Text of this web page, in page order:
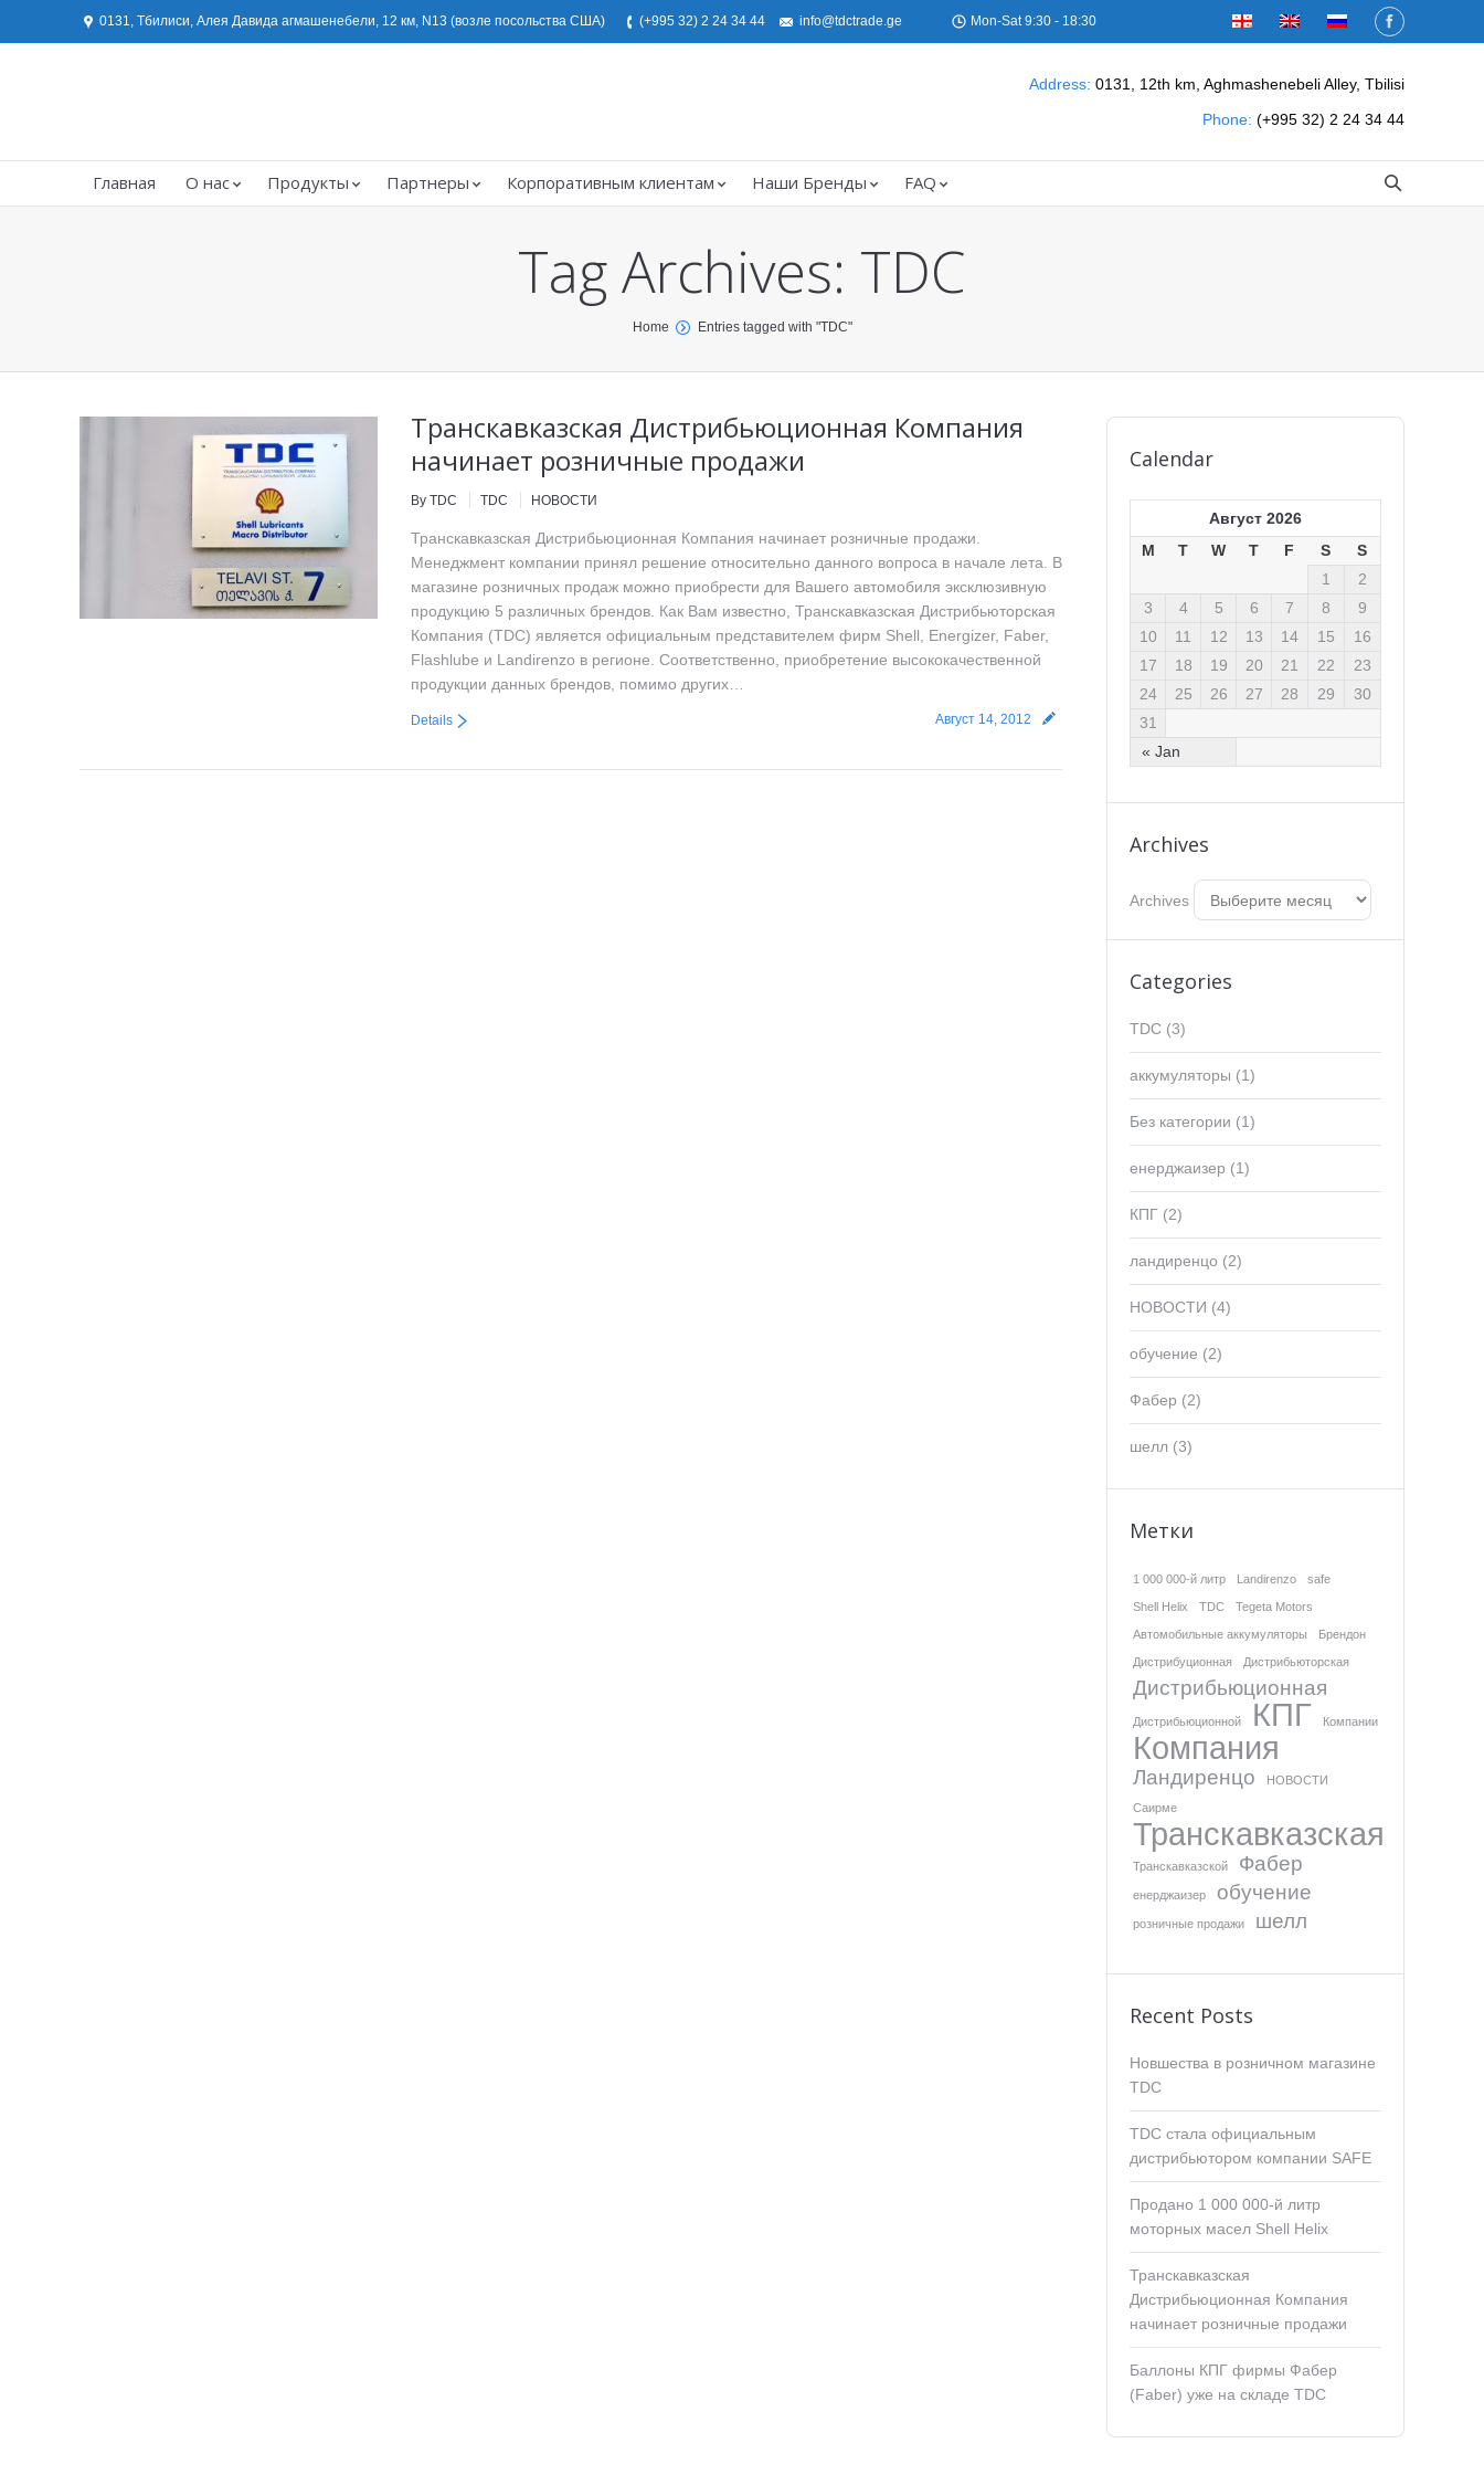
0131, Тбилиси, Алея Давида агмашенебели, 12 км, N13 (возле посольства США) (+995 32) 2 24 34 44 info@tdctrade.ge Mon-Sat 9:30 - 18:30
Address: 0131, 12th km, Aghmashenebeli Alley, Tbilisi
Phone: (+995 32) 2 24 34 44
Главная О нас Продукты Партнеры Корпоративным клиентам Наши Бренды FAQ
Tag Archives: TDC
Home Entries tagged with "TDC"
Транскавказская Дистрибьюционная Компания
начинает розничные продажи
By TDC TDC НОВОСТИ
Транскавказская Дистрибьюционная Компания начинает розничные продажи.
Менеджмент компании принял решение относительно данного вопроса в начале лета. В
магазине розничных продаж можно приобрести для Вашего автомобиля эксклюзивную
продукцию 5 различных брендов. Как Вам известно, Транскавказская Дистрибьюторская
Компания (TDC) является официальным представителем фирм Shell, Energizer, Faber,
Flashlube и Landirenzo в регионе. Соответственно, приобретение высококачественной
продукции данных брендов, помимо других…
Август 14, 2012
Details
Calendar
Август 2026
M
T W T F S S
« Jan
1
2
3
4 5 6 7 8
9
10
11 12 13 14 15
16
17
18 19 20 21 22
23
24
25 26 27 28 29
30
31
Archives
Archives
Categories
TDC (3)
аккумуляторы (1)
Без категории (1)
енерджаизер (1)
КПГ (2)
ландиренцо (2)
НОВОСТИ (4)
обучение (2)
Фабер (2)
шелл (3)
Метки
1 000 000-й литр Landirenzo safe
Shell Helix TDC Tegeta Motors
Автомобильные аккумуляторы Брендон
Дистрибуционная Дистрибьюторская
Дистрибьюционная
Дистрибьюционной КПГ Компании
Компания
Ландиренцо НОВОСТИ
Саирме
Транскавказская
Транскавказской Фабер
енерджаизер обучение
розничные продажи шелл
Recent Posts
Новшества в розничном магазине
TDC
TDC стала официальным
дистрибьютором компании SAFE
Продано 1 000 000-й литр
моторных масел Shell Helix
Транскавказская
Дистрибьюционная Компания
начинает розничные продажи
Баллоны КПГ фирмы Фабер
(Faber) уже на складе TDC